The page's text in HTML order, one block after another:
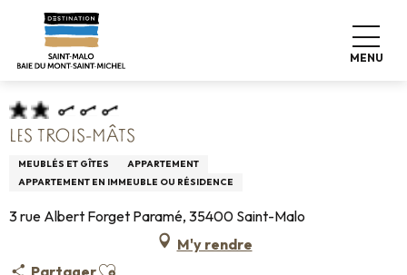
contenu
MENU
Accueil Pro & Presse
Hébergements Infos +
Meublés de tourisme
LES TROIS-MÂTS
MEUBLÉS ET GÎTES
APPARTEMENT
APPARTEMENT EN IMMEUBLE OU RÉSIDENCE
3 rue Albert Forget Paramé, 35400 Saint-Malo
M'y rendre
PartagerAjouter aux favoris